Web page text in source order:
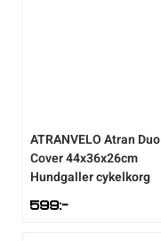
ATRANVELOAtran Duo
Cover 44x36x26cm
Hundgaller cykelkorg
599:-